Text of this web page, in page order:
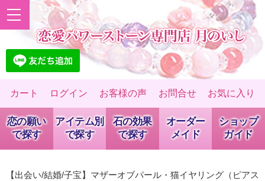
カート ログイン お客様の声 お問合せ お気に入り
恋の願い
で探す
アイテム別
で探す
石の効果
で探す
オーダー
メイド
ショップ
ガイド
【出会い/結婚/子宝】マザーオブパール・猫イヤリング（ピアス